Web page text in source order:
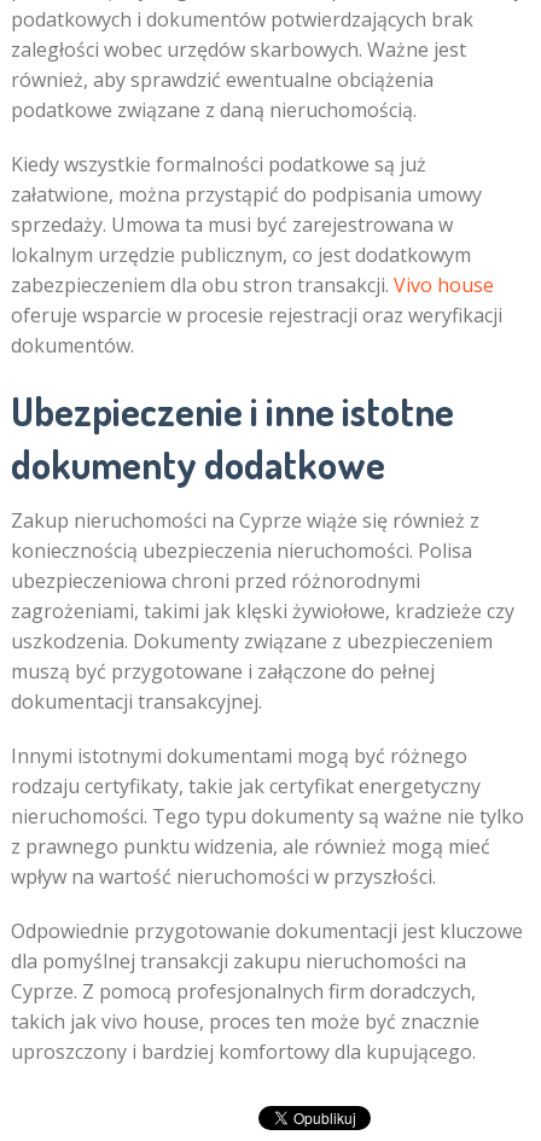
podatkowych i dokumentów potwierdzających brak
zaległości wobec urzędów skarbowych. Ważne jest
również, aby sprawdzić ewentualne obciążenia
podatkowe związane z daną nieruchomością.
Kiedy wszystkie formalności podatkowe są już
załatwione, można przystąpić do podpisania umowy
sprzedaży. Umowa ta musi być zarejestrowana w
lokalnym urzędzie publicznym, co jest dodatkowym
zabezpieczeniem dla obu stron transakcji. Vivo house
oferuje wsparcie w procesie rejestracji oraz weryfikacji
dokumentów.
Ubezpieczenie i inne istotne
dokumenty dodatkowe
Zakup nieruchomości na Cyprze wiąże się również z
koniecznością ubezpieczenia nieruchomości. Polisa
ubezpieczeniowa chroni przed różnorodnymi
zagrożeniami, takimi jak klęski żywiołowe, kradzieże czy
uszkodzenia. Dokumenty związane z ubezpieczeniem
muszą być przygotowane i załączone do pełnej
dokumentacji transakcyjnej.
Innymi istotnymi dokumentami mogą być różnego
rodzaju certyfikaty, takie jak certyfikat energetyczny
nieruchomości. Tego typu dokumenty są ważne nie tylko
z prawnego punktu widzenia, ale również mogą mieć
wpływ na wartość nieruchomości w przyszłości.
Odpowiednie przygotowanie dokumentacji jest kluczowe
dla pomyślnej transakcji zakupu nieruchomości na
Cyprze. Z pomocą profesjonalnych firm doradczych,
takich jak vivo house, proces ten może być znacznie
uproszczony i bardziej komfortowy dla kupującego.